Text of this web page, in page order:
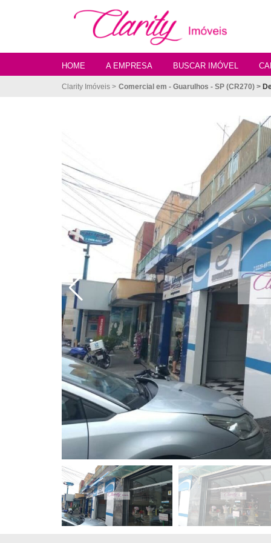
HOME A EMPRESA BUSCAR IMÓVEL
Clarity Imóveis > Comercial em - Guarulhos - SP (CR270) >